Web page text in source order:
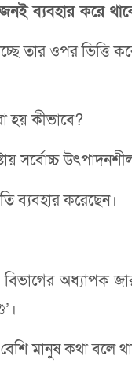
ব্যবহার করে
তার ওপর ভিত্তি
হয় কীভাবে?
সর্বোচ্চ
ব্যবহার করেছেন।
বিভাগের
মানুষ কথা বলে